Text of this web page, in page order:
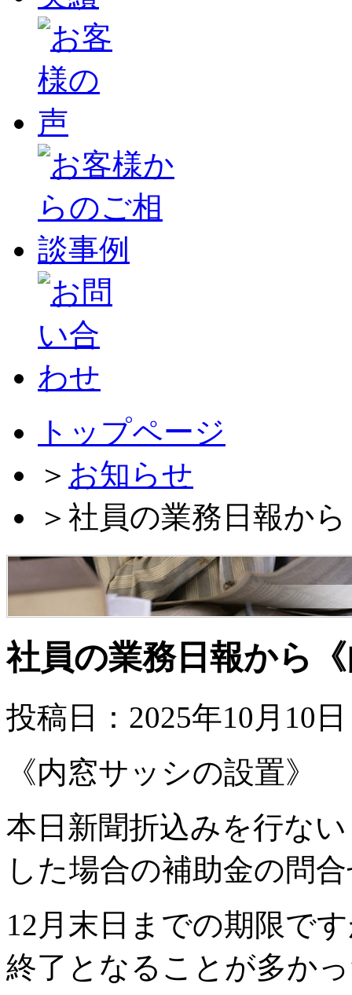
トップページ
＞ お知らせ
＞ 社員の業務日報か
社員の業務日報から
投稿日：2025年10月10
《内窓サッシの設置》
本日新聞折込みを行な
した場合の補助金の問
12月末日までの期限で
終了となることが多か